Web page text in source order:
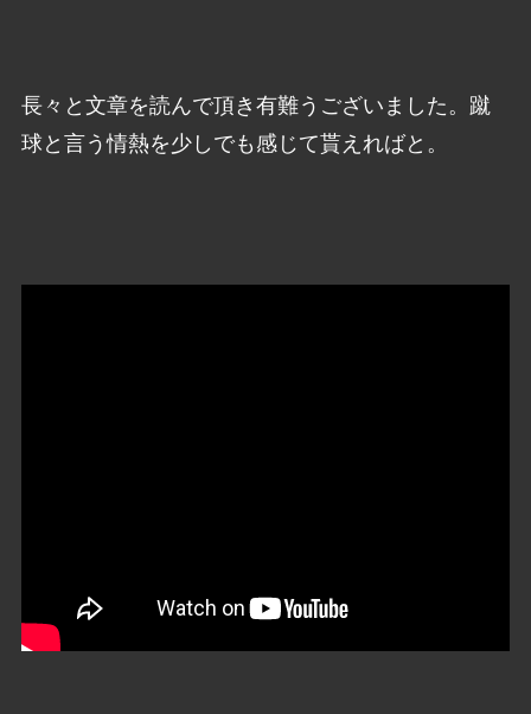
長々と文章を読んで頂き有難うございました。蹴
球と言う情熱を少しでも感じて貰えればと。